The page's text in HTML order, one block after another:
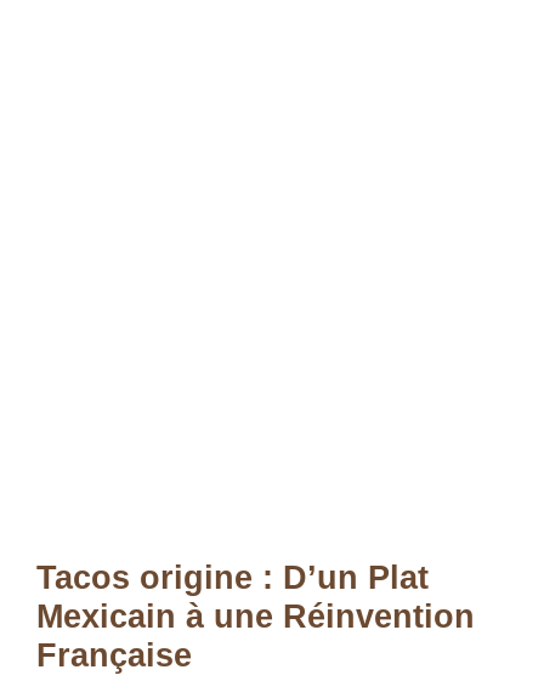
Tacos origine : D’un Plat
Mexicain à une Réinvention
Française